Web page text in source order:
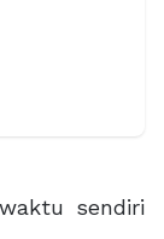
sendiri